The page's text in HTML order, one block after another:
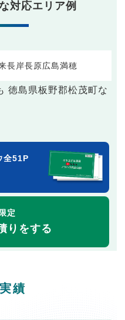
対応エリア例
長岸長原広島満穂
徳島県板野郡松茂町な
全51P
定
りをする
績